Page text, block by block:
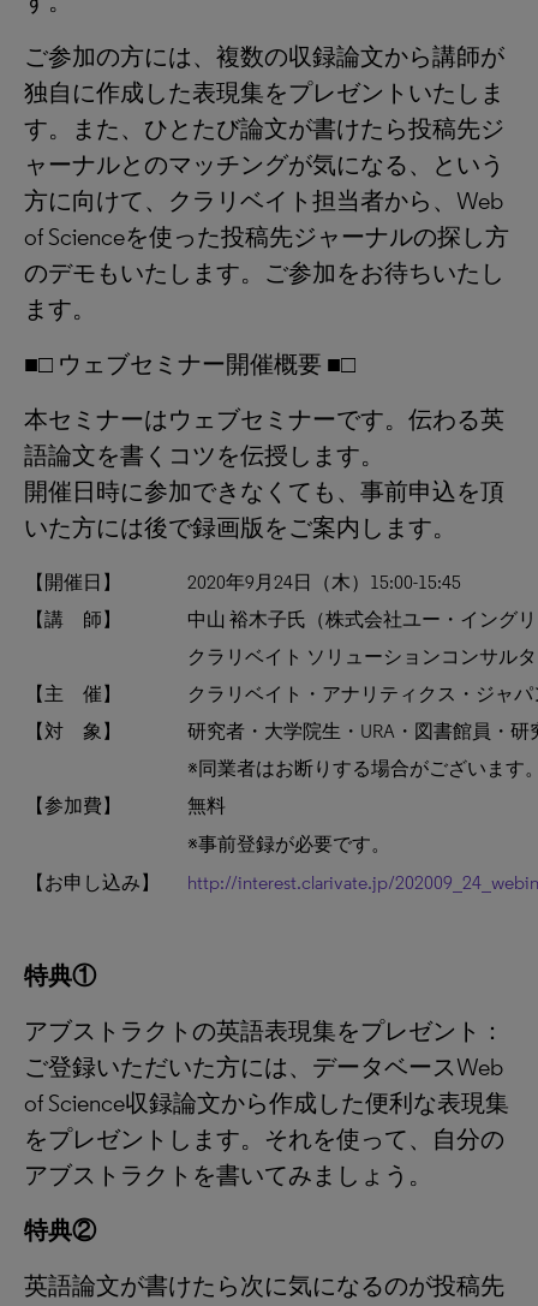
ご参加の方には、複数の収録論文から講師が
独自に作成した表現集をプレゼントいたしま
す。また、ひとたび論文が書けたら投稿先ジ
ャーナルとのマッチングが気になる、という
方に向けて、クラリベイト担当者から、Web
of Scienceを使った投稿先ジャーナルの探し方
のデモもいたします。ご参加をお待ちいたし
ます。
■□ ウェブセミナー開催概要 ■□
本セミナーはウェブセミナーです。伝わる英
語論文を書くコツを伝授します。
開催日時に参加できなくても、事前申込を頂
いた方には後で録画版をご案内します。
【開催日】
2020年9月24日（木）15:00-15:45
【講 師】
中山 裕木子氏（株式会社ユー・イング
クラリベイト ソリューションコンサル
【主 催】
クラリベイト・アナリティクス・ジャ
【対 象】
研究者・大学院生・URA・図書館員・
※同業者はお断りする場合がございます
【参加費】
無料
※事前登録が必要です。
【お申し込み】
http://interest.clarivate.jp/
特典①
アブストラクトの英語表現集をプレゼント：
ご登録いただいた方には、データベースWeb
of Science収録論文から作成した便利な表現集
をプレゼントします。それを使って、自分の
アブストラクトを書いてみましょう。
特典②
英語論文が書けたら次に気になるのが投稿先